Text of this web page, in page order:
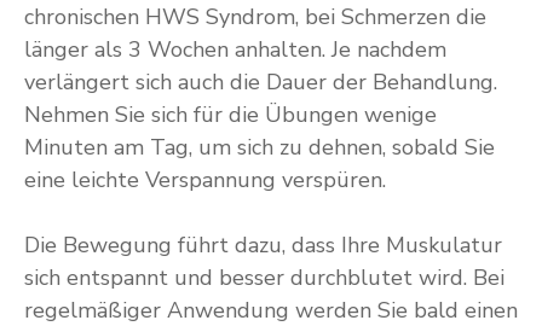
chronischen HWS Syndrom, bei Schmerzen die
länger als 3 Wochen anhalten. Je nachdem
verlängert sich auch die Dauer der Behandlung.
Nehmen Sie sich für die Übungen wenige
Minuten am Tag, um sich zu dehnen, sobald Sie
eine leichte Verspannung verspüren.
Die Bewegung führt dazu, dass Ihre Muskulatur
sich entspannt und besser durchblutet wird. Bei
regelmäßiger Anwendung werden Sie bald einen